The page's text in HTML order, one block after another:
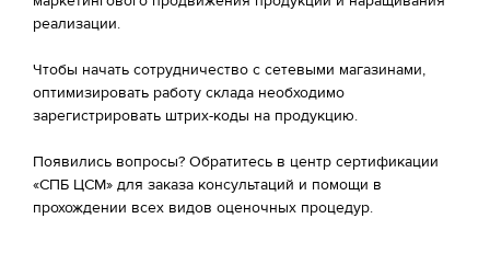
реализации.
Чтобы начать сотрудничество с сетевыми магазинами,
оптимизировать работу склада необходимо
зарегистрировать штрих-коды на продукцию.
Появились вопросы? Обратитесь в центр сертификации
«СПБ ЦСМ» для заказа консультаций и помощи в
прохождении всех видов оценочных процедур.